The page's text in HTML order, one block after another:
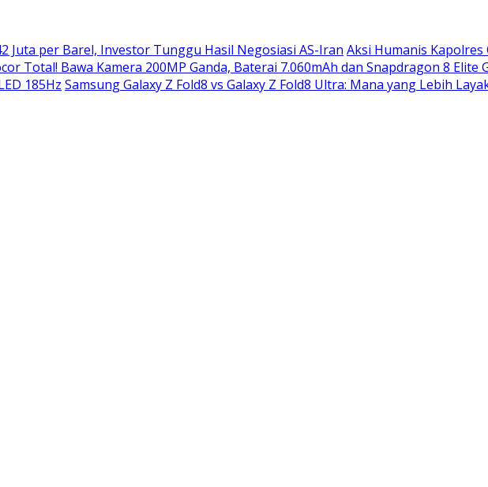
Juta per Barel, Investor Tunggu Hasil Negosiasi AS-Iran Aksi Humanis
Total! Bawa Kamera 200MP Ganda, Baterai 7.060mAh dan Snapdragon 8 Elite
185Hz Samsung Galaxy Z Fold8 vs Galaxy Z Fold8 Ultra: Mana yang Lebih